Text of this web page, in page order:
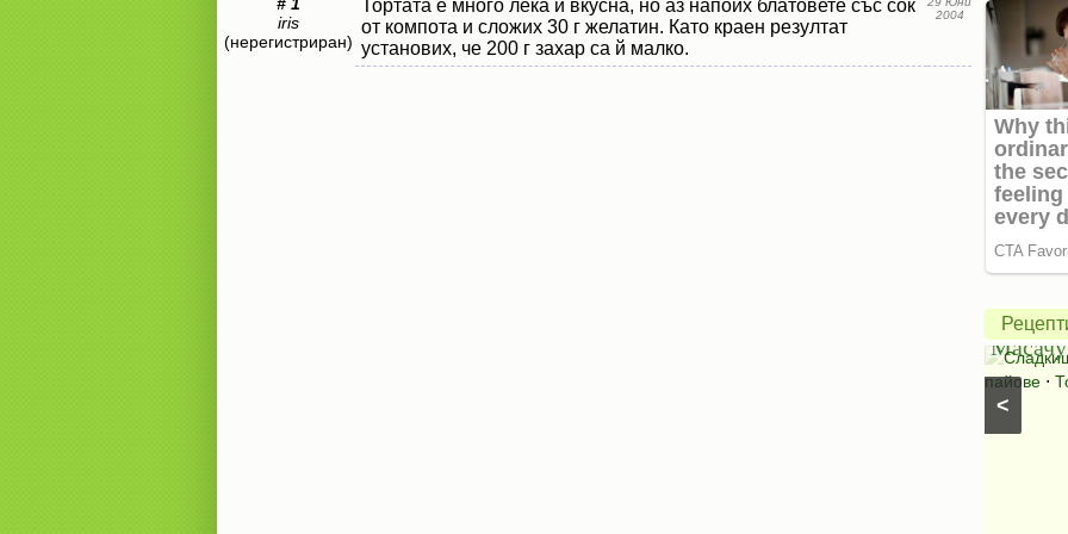
iris
(нерегистриран)
Тортата е много лека и вкусна, но аз напоих блатовете със сок
от компота и сложих 30 г желатин. Като краен резултат
установих, че 200 г захар са й малко.
2004
<
ябълков
пай
от
пайове ⋅